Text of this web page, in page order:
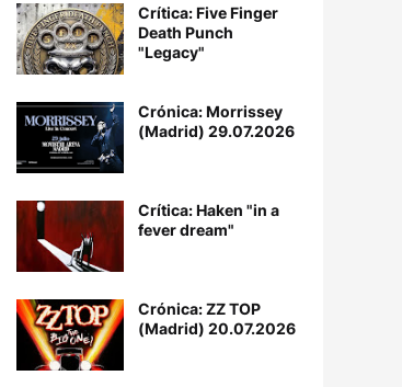
Crítica: Five Finger
Death Punch
"Legacy"
Crónica: Morrissey
(Madrid) 29.07.2026
Crítica: Haken "in a
fever dream"
Crónica: ZZ TOP
(Madrid) 20.07.2026